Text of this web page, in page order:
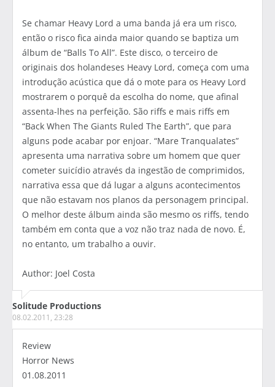
Se chamar Heavy Lord a uma banda já era um risco,
então o risco fica ainda maior quando se baptiza um
álbum de “Balls To All”. Este disco, o terceiro de
originais dos holandeses Heavy Lord, começa com uma
introdução acústica que dá o mote para os Heavy Lord
mostrarem o porquê da escolha do nome, que afinal
assenta-lhes na perfeição. São riffs e mais riffs em
“Back When The Giants Ruled The Earth”, que para
alguns pode acabar por enjoar. “Mare Tranqualates”
apresenta uma narrativa sobre um homem que quer
cometer suicídio através da ingestão de comprimidos,
narrativa essa que dá lugar a alguns acontecimentos
que não estavam nos planos da personagem principal.
O melhor deste álbum ainda são mesmo os riffs, tendo
também em conta que a voz não traz nada de novo. É,
no entanto, um trabalho a ouvir.
Author: Joel Costa
Solitude Productions
08.02.2011, 23:28
Review
Horror News
01.08.2011